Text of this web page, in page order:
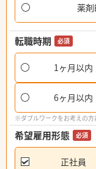
薬剤
転職時期 必須
1ヶ月以内
6ヶ月以内
※ダブルワークをお考えの方
希望雇用形態 必須
正社員